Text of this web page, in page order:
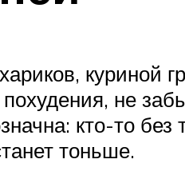
куриной
не
кто-то без
тоньше.